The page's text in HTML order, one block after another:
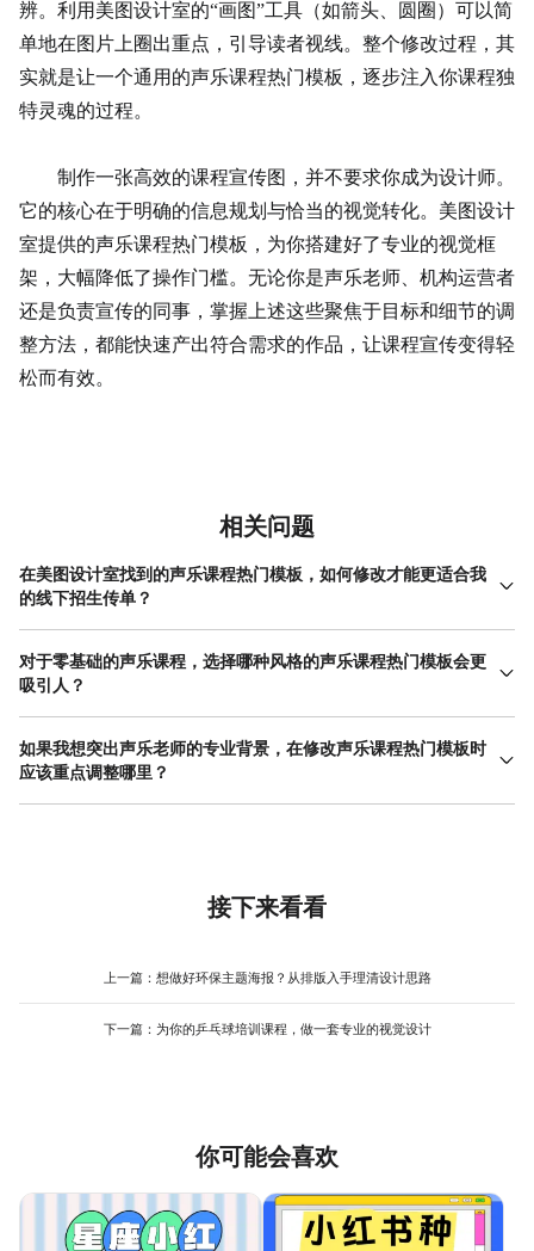
辨。利用美图设计室的“画图”工具（如箭头、圆圈）可以简
单地在图片上圈出重点，引导读者视线。整个修改过程，其
实就是让一个通用的声乐课程热门模板，逐步注入你课程独
特灵魂的过程。
制作一张高效的课程宣传图，并不要求你成为设计师。
它的核心在于明确的信息规划与恰当的视觉转化。美图设计
室提供的声乐课程热门模板，为你搭建好了专业的视觉框
架，大幅降低了操作门槛。无论你是声乐老师、机构运营者
还是负责宣传的同事，掌握上述这些聚焦于目标和细节的调
整方法，都能快速产出符合需求的作品，让课程宣传变得轻
松而有效。
相关问题
在美图设计室找到的声乐课程热门模板，如何修改才能更适合我
的线下招生传单？
线下传单需要承载更详细的信息且便于阅读。首先，在美图设计室
选择模板时，可以留意带有分栏布局的版式，这样能更有条理地安
排课程介绍、师资、课表、价格和地址电话。其次，确保所有文字
维码位置，方便用户线上了解更多或直接报名。修改时，注意留
白，避免信息过密。一个实用的声乐课程热门模板经过这些针对性
调整后，就能同时满足信息量和视觉美观的要求，直接用于印刷。
对于零基础的声乐课程，选择哪种风格的声乐课程热门模板会更
吸引人？
针对零基础学员，核心是消除他们的畏难情绪，传递出“友好”、“易
上手”、“有成就感”的信号。因此，在选择美图设计室中的声乐课程
热门模板时，可以优先考虑以下风格：一是色彩明快、温暖的模
于严肃专业的距离感，让模板看起来更亲切。
如果我想突出声乐老师的专业背景，在修改声乐课程热门模板时
应该重点调整哪里？
突出老师背景，是将课程专业度人格化、信任感可视化的关键。操
块，用精炼的要点列出老师的教育背景（如音乐学院毕业）、演出
经历（如大型舞台经验）、教学成果（如学生获奖情况）。第三，
的严谨配色，使用衬线字体（如宋体）来排版老师简介部分，以增
的资历成为课程最有力的视觉证明。
接下来看看
上一篇： 想做好环保主题海报？从排版入手理清设计思路
下一篇： 为你的乒乓球培训课程，做一套专业的视觉设计
你可能会喜欢